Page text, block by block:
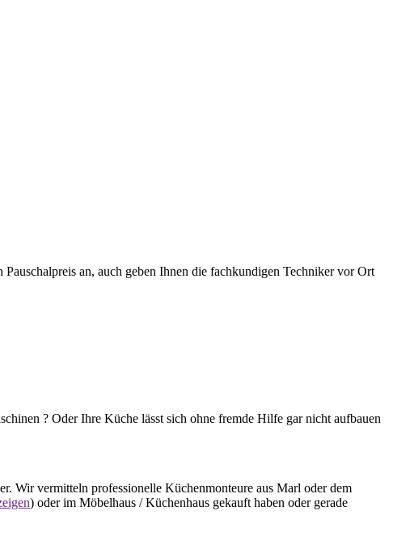
an, auch geben Ihnen die fachkundigen Techniker vor Ort
? Oder Ihre Küche lässt sich ohne fremde Hilfe gar nicht aufbauen
Wir vermitteln professionelle Küchenmonteure aus Marl oder dem
) oder im Möbelhaus / Küchenhaus gekauft haben oder gerade